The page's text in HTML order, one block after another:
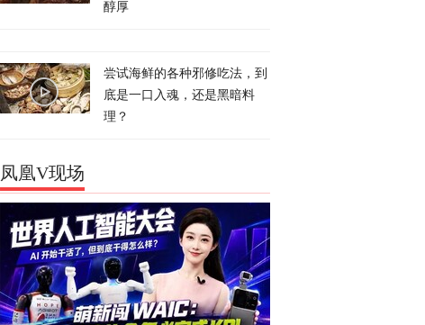
醇厚
尝试海鲜的各种邪修吃法，到
底是一口入魂，还是黑暗料
理？
凤凰V现场